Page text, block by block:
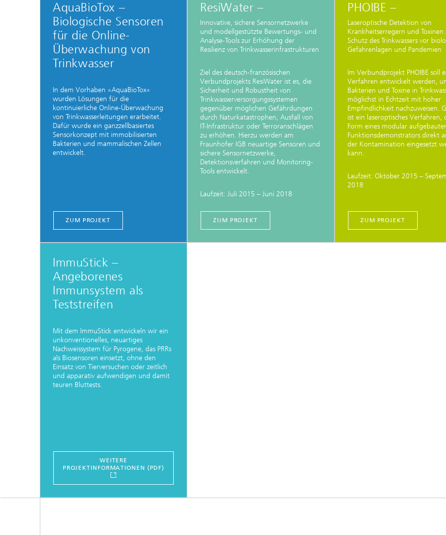
AquaBioTox –
Biologische Sensoren
für die Online-
Überwachung von
Trinkwasser
In dem Vorhaben »AquaBioTox«
wurden Lösungen für die
kontinuierliche Online-Überwachung
von Trinkwasserleitungen erarbeitet.
Dafür wurde ein ganzzellbasiertes
Sensorkonzept mit immobilisierten
Bakterien und mammalischen Zellen
entwickelt.
ZUM PROJEKT
ResiWater –
Innovative, sichere Sensornetzwerke
und modellgestützte Bewertungs- und
Analyse-Tools zur Erhöhung der
Resilienz von Trinkwasserinfrastrukturen
Ziel des deutsch-französischen
Verbundprojekts ResiWater ist es, die
Sicherheit und Robustheit von
Trinkwasserversorgungssystemen
gegenüber möglichen Gefährdungen
durch Naturkatastrophen, Ausfall von
IT-Infrastruktur oder Terroranschlägen
zu erhöhen. Hierzu werden am
Fraunhofer IGB neuartige Sensoren und
sichere Sensornetzwerke,
Detektionsverfahren und Monitoring-
Tools entwickelt.
Laufzeit: Juli 2015 – Juni 2018
ZUM PROJEKT
PHOIBE –
Laseroptische Detektion von
Krankheitserregern und Toxinen
Schutz des Trinkwassers vor
Gefahrenlagen und Pandemien
Im Verbundprojekt PHOIBE soll
Verfahren entwickelt werden,
Bakterien und Toxine in
möglichst in Echtzeit mit hoher
Empfindlichkeit nachzuweisen.
ist ein laseroptisches Verfahren,
Form eines modular
Funktionsdemonstrators direkt
der Kontamination eingesetzt
kann.
Laufzeit: Oktober 2015 –
2018
ZUM PROJEKT
ImmuStick –
Angeborenes
Immunsystem als
Teststreifen
Mit dem ImmuStick entwickeln wir ein
unkonventionelles, neuartiges
Nachweissystem für Pyrogene, das PRRs
als Biosensoren einsetzt, ohne den
Einsatz von Tierversuchen oder zeitlich
und apparativ aufwendigen und damit
teuren Bluttests.
WEITERE
PROJEKTINFORMATIONEN (PDF)